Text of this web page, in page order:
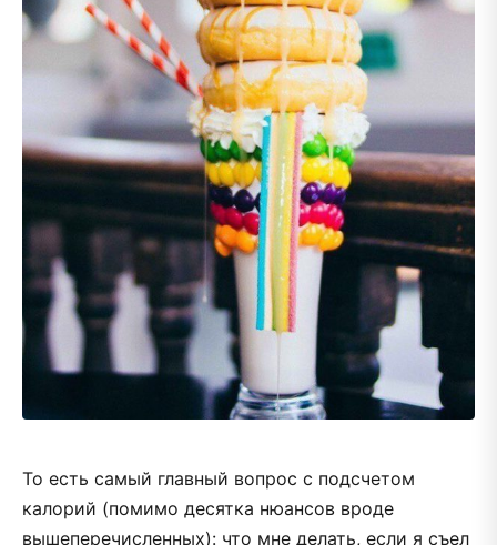
То есть самый главный вопрос с подсчетом
калорий (помимо десятка нюансов вроде
вышеперечисленных): что мне делать, если я съел